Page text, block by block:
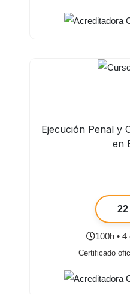
Ejecución Penal y
en
22
100h •
Certificado